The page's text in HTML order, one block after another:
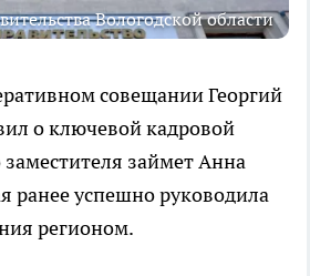
Вологодской области
совещании Георгий
о ключевой кадровой
займет Анна
ранее успешно руководила
регионом.